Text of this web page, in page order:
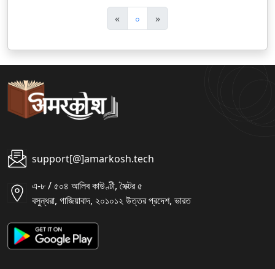
«पि
छ
ला
০ »अ
ग
ला
support[@]amarkosh.tech
এ-৮ / ৫০৪ আলিব কাউণ্টী, সৈক্টর ৫
বসুন্ধরা, গাজিয়াবাদ, ২০১০১২ উত্তর প্রদেশ, ভারত